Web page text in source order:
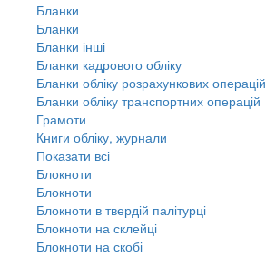
Бланки
Бланки
Бланки інші
Бланки кадрового обліку
Бланки обліку розрахункових операцій
Бланки обліку транспортних операцій
Грамоти
Книги обліку, журнали
Показати всі
Блокноти
Блокноти
Блокноти в твердій палітурці
Блокноти на склейці
Блокноти на скобі